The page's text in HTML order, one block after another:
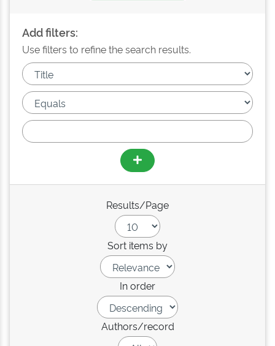
Add filters:
Use filters to refine the search results.
Results/Page
Sort items by
In order
Authors/record